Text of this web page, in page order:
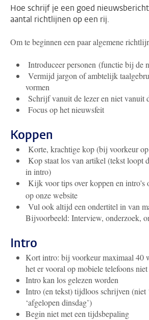
Hoe schrijf je een goed
aantal richtlijnen op een rij.
Om te beginnen een paar algemene
Introduceer personen (functie bij de
Vermijd jargon of ambtelijk
vormen
Schrijf vanuit de lezer en niet vanuit
Focus op het nieuwsfeit
Koppen
Korte, krachtige kop (bij voorkeur
Kop staat los van artikel (tekst loopt
in intro)
Kijk voor tips over koppen en intro's
op onze website
Vul ook altijd een ondertitel in van
Bijvoorbeeld: Interview, onderzoek,
Intro
Kort intro: bij voorkeur maximaal 40
het er vooral op mobiele telefoons
Intro kan los gelezen worden
Intro (en tekst) tijdloos schrijven (niet
‘afgelopen dinsdag’)
Begin niet met een tijdsbepaling